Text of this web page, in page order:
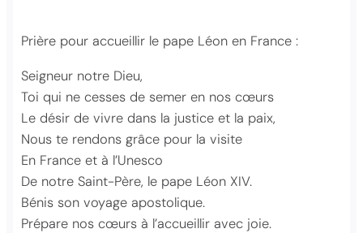
Prière pour accueillir le pape Léon en France :
Seigneur notre Dieu,
Toi qui ne cesses de semer en nos cœurs
Le désir de vivre dans la justice et la paix,
Nous te rendons grâce pour la visite
En France et à l’Unesco
De notre Saint-Père, le pape Léon XIV.
Bénis son voyage apostolique.
Prépare nos cœurs à l’accueillir avec joie.